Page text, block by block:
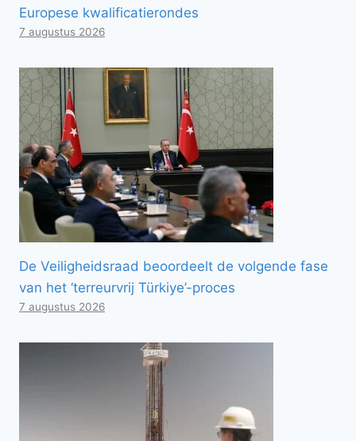
Europese kwalificatierondes
7 augustus 2026
De Veiligheidsraad beoordeelt de volgende fase
van het ‘terreurvrij Türkiye’-proces
7 augustus 2026